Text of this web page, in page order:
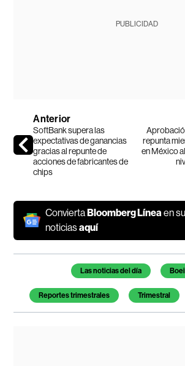
PUBLICIDAD
Anterior
SoftBank supera las
expectativas de ganancias
gracias al repunte de
acciones de fabricantes de
chips
repunta
en México
ConviertaBloomberg Línea en
noticiasaquí
Temas de este artículo
Las noticias del día
Reportes trimestrales Trimestral